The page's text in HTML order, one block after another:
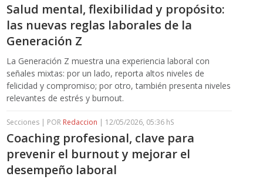
Salud mental, flexibilidad y propósito:
las nuevas reglas laborales de la
Generación Z
La Generación Z muestra una experiencia laboral con
señales mixtas: por un lado, reporta altos niveles de
felicidad y compromiso; por otro, también presenta niveles
relevantes de estrés y burnout.
Secciones | POR Redaccion | 12/05/2026, 05:36 hS
Coaching profesional, clave para
prevenir el burnout y mejorar el
desempeño laboral